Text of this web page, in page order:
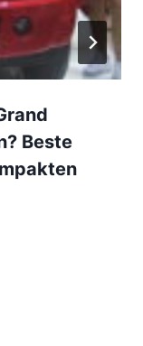
Beste